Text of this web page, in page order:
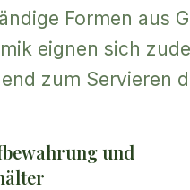
Formen aus
eignen sich
zum Servieren
und